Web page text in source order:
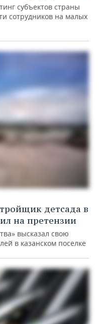
субъектов страны
сотрудников на малых
детсада в
на претензии
высказал свою
в казанском поселке